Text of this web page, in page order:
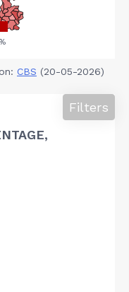
CBS (20-05-2026)
Filters